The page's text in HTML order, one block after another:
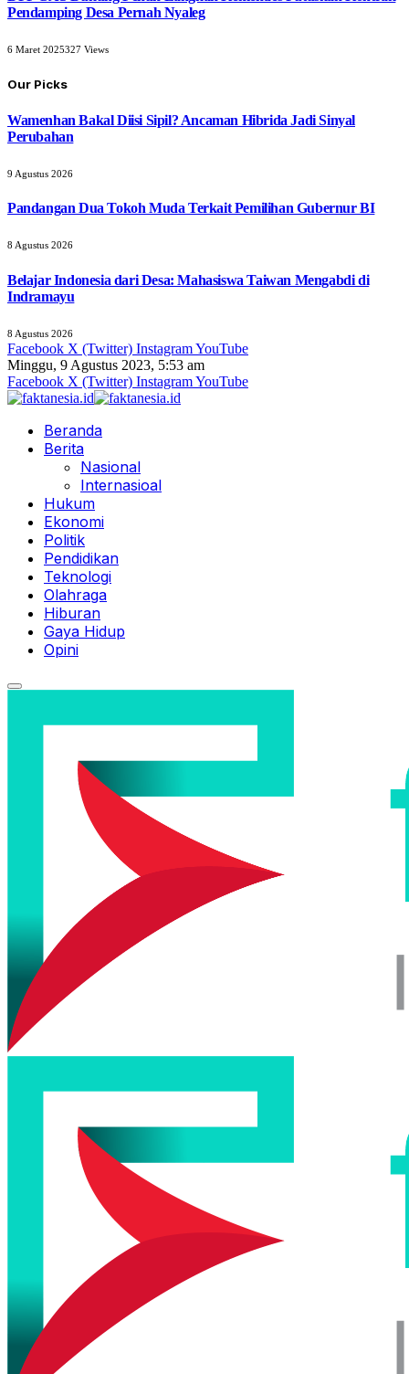
Pendamping Desa Pernah Nyaleg
6 Maret 2025327 Views
Our Picks
Wamenhan Bakal Diisi Sipil? Ancaman Hibrida Jadi Sinyal
Perubahan
9 Agustus 2026
Pandangan Dua Tokoh Muda Terkait Pemilihan Gubernur BI
8 Agustus 2026
Belajar Indonesia dari Desa: Mahasiswa Taiwan Mengabdi di
Indramayu
8 Agustus 2026
Facebook X (Twitter) InstagramYouTube
Minggu, 9 Agustus 2023, 5:53 am
Facebook X (Twitter) InstagramYouTube
Beranda
Berita
Nasional
Internasioal
Hukum
Ekonomi
Politik
Pendidikan
Teknologi
Olahraga
Hiburan
Gaya Hidup
Opini